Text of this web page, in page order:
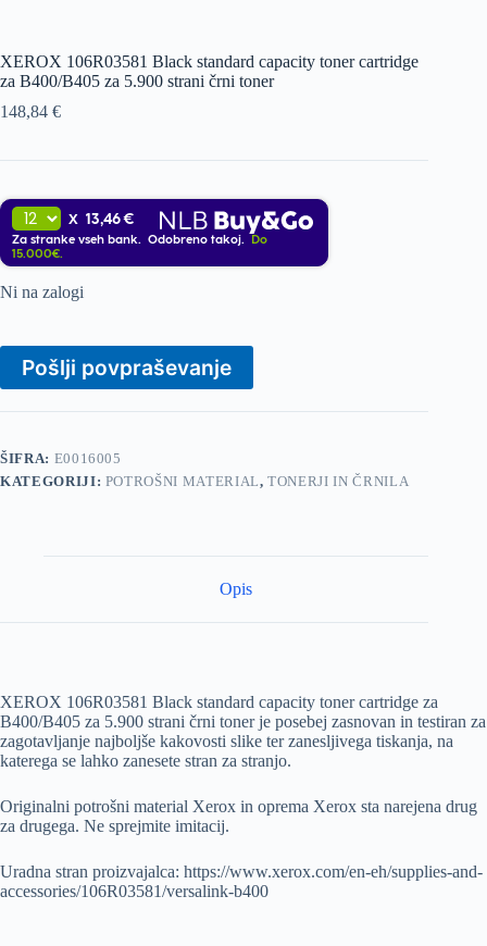
XEROX 106R03581 Black standard capacity toner cartridge
za B400/B405 za 5.900 strani črni toner
148,84 €
X 13,46 €
Za stranke vseh bank. Odobreno takoj.
Do
15.000€.
Ni na zalogi
Pošlji povpraševanje
ŠIFRA: E0016005
KATEGORIJI: POTROŠNI MATERIAL,TONERJI IN ČRNILA
Opis
XEROX 106R03581 Black standard capacity toner cartridge za
B400/B405 za 5.900 strani črni toner je posebej zasnovan in testiran za
zagotavljanje najboljše kakovosti slike ter zanesljivega tiskanja, na
katerega se lahko zanesete stran za stranjo.
Originalni potrošni material Xerox in oprema Xerox sta narejena drug
za drugega. Ne sprejmite imitacij.
Uradna stran proizvajalca: https://www.xerox.com/en-eh/supplies-and-
accessories/106R03581/versalink-b400